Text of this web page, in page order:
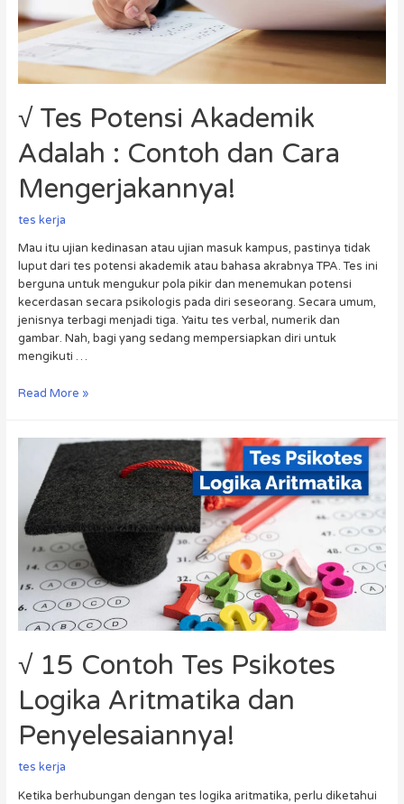
√ Tes Potensi Akademik
Adalah : Contoh dan Cara
Mengerjakannya!
tes kerja
Mau itu ujian kedinasan atau ujian masuk kampus, pastinya tidak
luput dari tes potensi akademik atau bahasa akrabnya TPA. Tes ini
berguna untuk mengukur pola pikir dan menemukan potensi
kecerdasan secara psikologis pada diri seseorang. Secara umum,
jenisnya terbagi menjadi tiga. Yaitu tes verbal, numerik dan
gambar. Nah, bagi yang sedang mempersiapkan diri untuk
mengikuti …
Read More »
√ 15 Contoh Tes Psikotes
Logika Aritmatika dan
Penyelesaiannya!
tes kerja
Ketika berhubungan dengan tes logika aritmatika, perlu diketahui